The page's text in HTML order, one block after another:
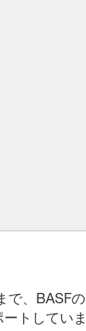
、BASF
トしていま